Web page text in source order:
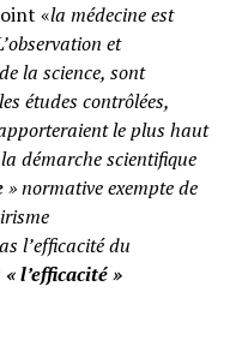
«la médecine est
et
la science, sont
études contrôlées,
le plus haut
démarche scientifique
» normative exempte de
l’efficacité du
«l’efficacité »